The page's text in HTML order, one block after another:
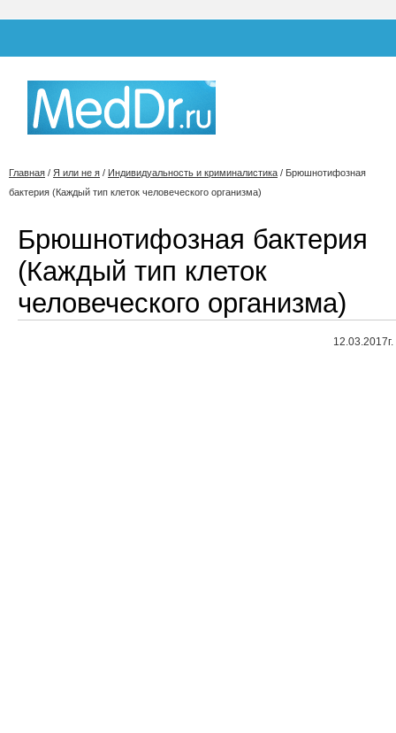
Главная / Я или не я / Индивидуальность и криминалистика / Брюшнотифозная
бактерия (Каждый тип клеток человеческого организма)
Брюшнотифозная бактерия
(Каждый тип клеток
человеческого организма)
12.03.2017г.